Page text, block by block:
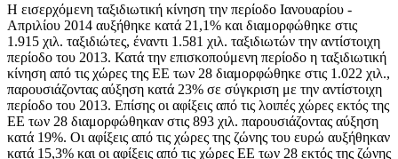
Η εισερχόμενη ταξιδιωτική κίνηση την περίοδο Ιανουαρίου -
Απριλίου 2014 αυξήθηκε κατά 21,1% και διαμορφώθηκε στις
1.915 χιλ. ταξιδιώτες, έναντι 1.581 χιλ. ταξιδιωτών την αντίστοιχη
περίοδο του 2013. Κατά την επισκοπούμενη περίοδο η ταξιδιωτική
κίνηση από τις χώρες της ΕΕ των 28 διαμορφώθηκε στις 1.022 χιλ.,
παρουσιάζοντας αύξηση κατά 23% σε σύγκριση με την αντίστοιχη
περίοδο του 2013. Επίσης οι αφίξεις από τις λοιπές χώρες εκτός της
ΕΕ των 28 διαμορφώθηκαν στις 893 χιλ. παρουσιάζοντας αύξηση
κατά 19%. Οι αφίξεις από τις χώρες της ζώνης του ευρώ αυξήθηκαν
κατά 15,3% και οι αφίξεις από τις χώρες ΕΕ των 28 εκτός της ζώνης